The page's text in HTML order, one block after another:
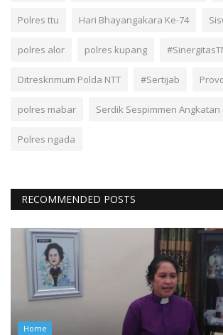
Polres ttu Hari Bhayangakara Ke-74
polres alor polres kupang
Ditreskrimum Polda NTT #Sertijab
polres mabar Serdik Sespimmen Angkatan
Polres ngada
RECOMMENDED POSTS
Home